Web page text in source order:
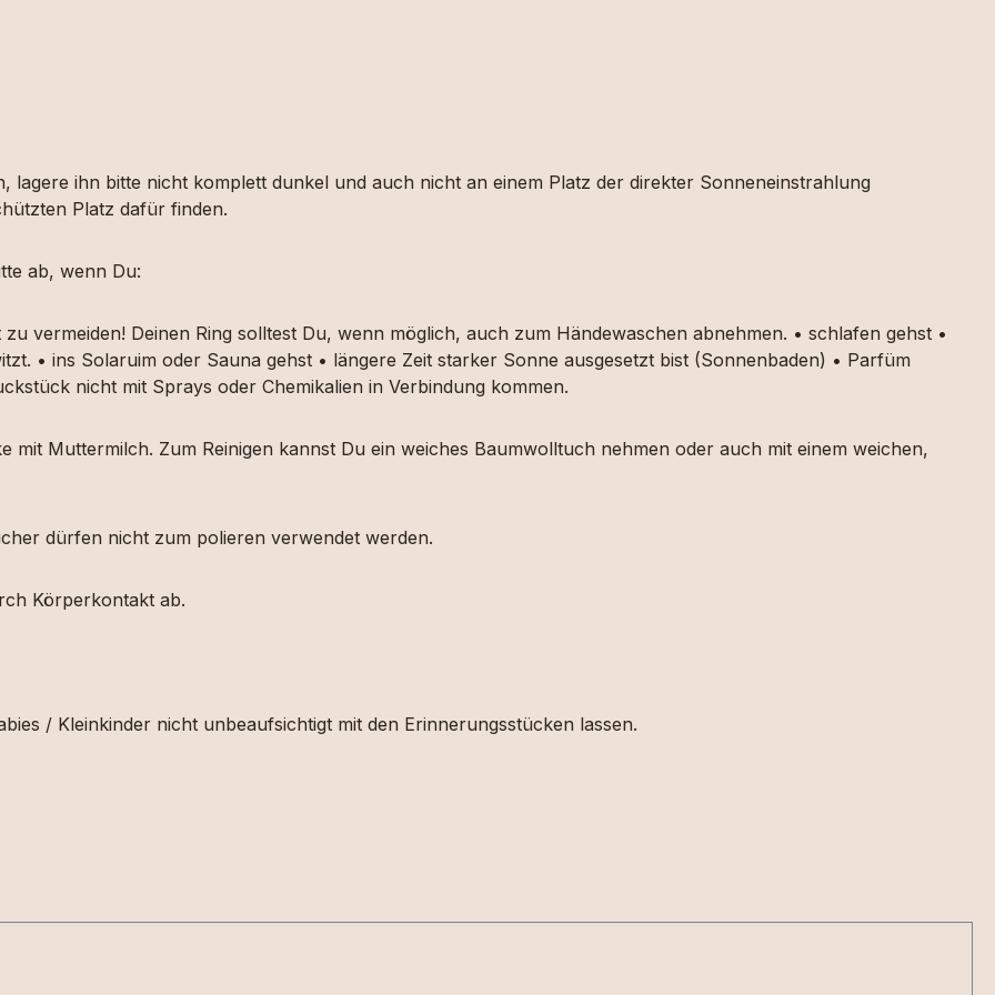
lagere ihn bitte nicht komplett dunkel und auch nicht an einem Platz der direkter Sonneneinstrahlung
Platz dafür finden.
ab, wenn Du:
vermeiden! Deinen Ring solltest Du, wenn möglich, auch zum Händewaschen abnehmen. • schlafen gehst •
• ins Solaruim oder Sauna gehst • längere Zeit starker Sonne ausgesetzt bist (Sonnenbaden) • Parfüm
nicht mit Sprays oder Chemikalien in Verbindung kommen.
mit Muttermilch. Zum Reinigen kannst Du ein weiches Baumwolltuch nehmen oder auch mit einem weichen,
dürfen nicht zum polieren verwendet werden.
Körperkontakt ab.
/ Kleinkinder nicht unbeaufsichtigt mit den Erinnerungsstücken lassen.